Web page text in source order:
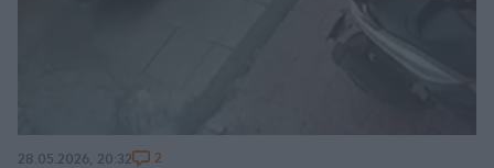
28.05.2026, 20:32 2